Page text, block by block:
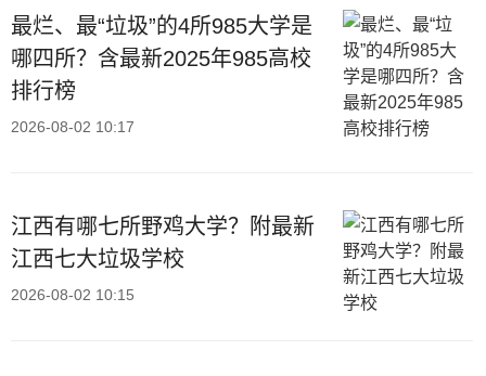
最烂、最“垃圾”的4所985大学是
哪四所？含最新2025年985高校
排行榜
2026-08-02 10:17
江西有哪七所野鸡大学？附最新
江西七大垃圾学校
2026-08-02 10:15